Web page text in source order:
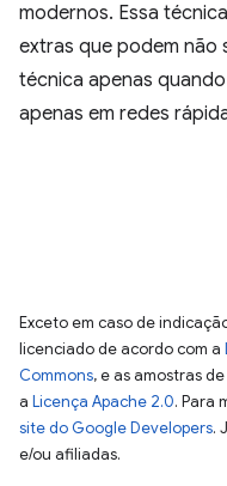
modernos. Essa
extras que podem não
técnica apenas
apenas em redes
Exceto em caso de
licenciado de acordo com a
Commons, e as amostras
a Licença Apache 2.0. Para
site do Google Developers.
e/ou afiliadas.